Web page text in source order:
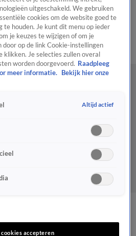
de
PanelContact
'De WW is
uitgeschakeld. We gebruiken
cookies om de website goed te
te houden. Je kunt dit menu op ieder
je keuzes te wijzigen of om je
op de link Cookie-instellingen
klikken. Je selecties zullen overal
worden doorgevoerd. Raadpleeg
meer informatie.
Bekijk hier onze
Altijd actief
accepteren